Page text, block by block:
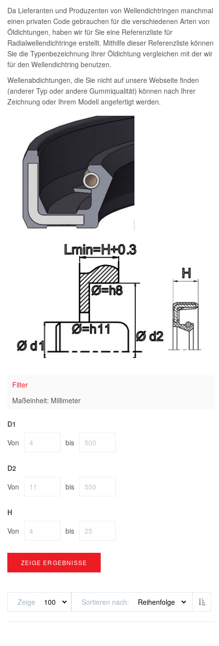
Da Lieferanten und Produzenten von Wellendichtringen manchmal
einen privaten Code gebrauchen für die verschiedenen Arten von
Öldichtungen, haben wir für Sie eine Referenzliste für
Radialwellendichtringe erstellt. Mithilfe dieser Referenzliste können
Sie die Typenbezeichnung Ihrer Öldichtung vergleichen mit der wir
für den Wellendichtring benutzen.
Wellenabdichtungen, die Sie nicht auf unsere Webseite finden
(anderer Typ oder andere Gummiqualität) können nach Ihrer
Zeichnung oder Ihrem Modell angefertigt werden.
Filter
Maßeinheit: Millimeter
D1
Von
bis
D2
Von
bis
H
Von
bis
ZEIGE ERGEBNISSE
Zeige Sortieren nach